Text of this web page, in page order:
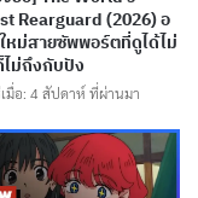
ไม่สุด
นมา
& Stepsisters
มะซินเดอเรลล่ากลับ
Rearguard (2026) อ
หม่สายซัพพอร์ตที่ดูได้ไม่
ไม่ถึงกับปัง
มื่อ: 4 สัปดาห์ ที่ผ่านมา